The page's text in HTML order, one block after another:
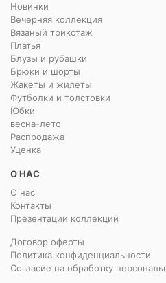
Новинки
Вечерняя коллекция
Вязаный трикотаж
Платья
Блузы и рубашки
Брюки и шорты
Жакеты и жилеты
Футболки и толстовки
Юбки
весна-лето
Распродажа
Уценка
О НАС
О нас
Контакты
Презентации коллекций
Договор оферты
Политика конфиденциальности
Согласие на обработку